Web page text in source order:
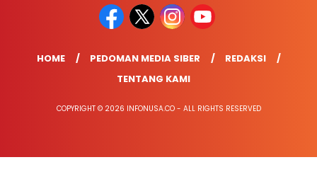
HOME PEDOMAN MEDIA SIBER
REDAKSI
TENTANG KAMI
COPYRIGHT © 2026 INFONUSA.CO - ALL RIGHTS RESERVED